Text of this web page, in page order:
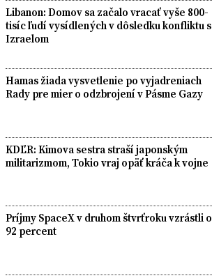
Libanon: Domov sa začalo vracať vyše 800-
tisíc ľudí vysídlených v dôsledku konfliktu s
Izraelom
Hamas žiada vysvetlenie po vyjadreniach
Rady pre mier o odzbrojení v Pásme Gazy
KDĽR: Kimova sestra straší japonským
militarizmom, Tokio vraj opäť kráča k vojne
Príjmy SpaceX v druhom štvrťroku vzrástli o
92 percent